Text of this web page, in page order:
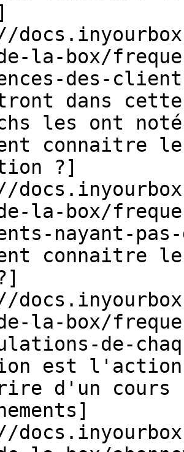
la-box/
des-
dans
les ont noté
connaitre
?]
la-box/
nayant-
connaitre
la-box/
de-
est
d'un cours